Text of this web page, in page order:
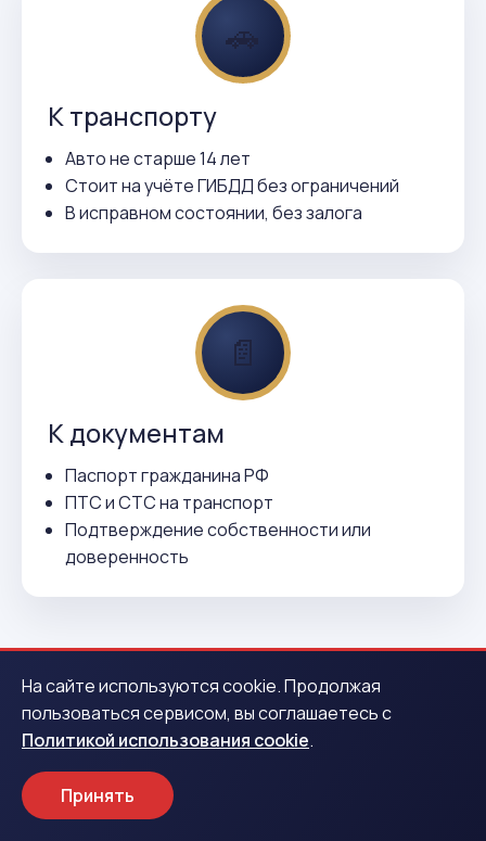
🚗
К транспорту
Авто не старше 14 лет
Стоит на учёте ГИБДД без ограничений
В исправном состоянии, без залога
📄
К документам
Паспорт гражданина РФ
ПТС и СТС на транспорт
Подтверждение собственности или
доверенность
ВСЕГО 3 ДЕЙСТВИЯ
Как получить деньги в
Шлиссельбурге
На сайте используются cookie. Продолжая
пользоваться сервисом, вы соглашаетесь с
Политикой использования cookie.
Принять